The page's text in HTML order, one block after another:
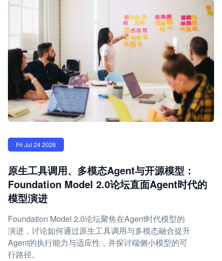
Fri Jul 24 2026
原生工具调用、多模态Agent与开源模型：
Foundation Model 2.0论坛直面Agent时代的
模型演进
Foundation Model 2.0论坛聚焦在Agent时代模型的
演进，讨论如何通过原生工具调用与多模态融合提升
Agent的执行能力与适应性，并探讨端侧小模型的可
行路径。